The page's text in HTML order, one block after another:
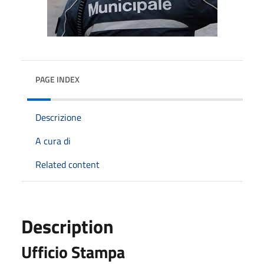
PAGE INDEX
Descrizione
A cura di
Related content
Description
Ufficio Stampa